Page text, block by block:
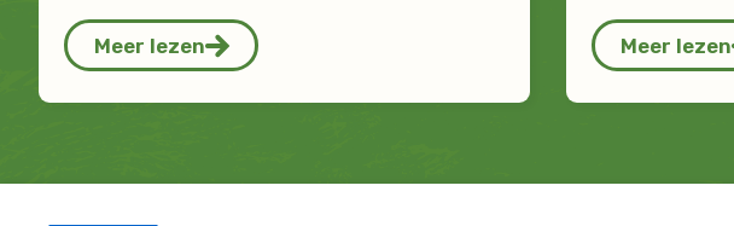
Meer lezen Meer lezen